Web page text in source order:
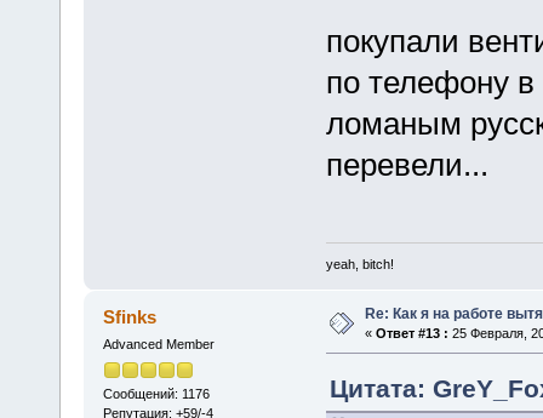
покупали
по телефону в
ломаным
перевели...
yeah, bitch!
Sfinks
Advanced Member
Сообщений: 1176
Репутация: +59/-4
Re: Как я на работе
« Ответ #13 : 25 Февраля,
Цитата: